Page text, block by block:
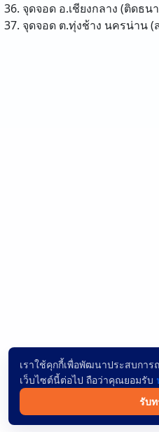
จุดจอด อ.เชียงกลาง (ติดธ
จุดจอด ต.ทุ่งช้าง นครน่าน
เราใช้คุกกี้เพื่อพัฒนาประสบกา
เว็บไซต์นี้ต่อไป ถือว่าคุณยอมรับ
รับ